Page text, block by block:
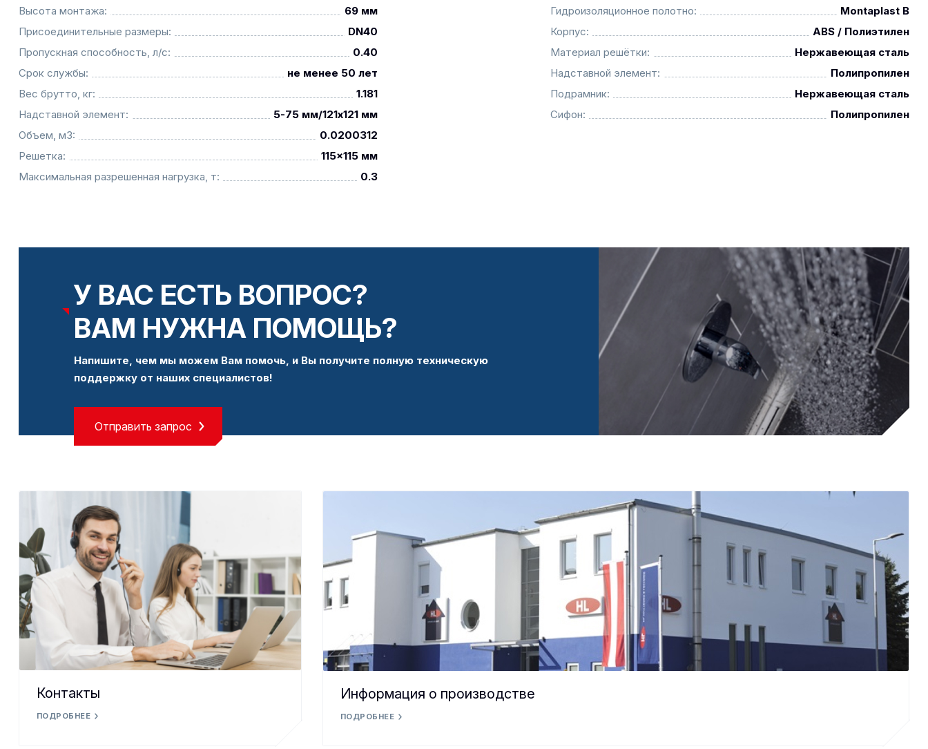
Высота монтажа:
69 мм
Присоединительные размеры:
DN40
Пропускная способность, л/с:
0.40
Срок службы:
не менее 50 лет
Вес брутто, кг:
1.181
Надставной элемент:
5-75 мм/121x121 мм
Объем, м3:
0.0200312
Решетка:
115x115 мм
Максимальная разрешенная нагрузка, т:
0.3
Гидроизоляционное полотно:
Montaplast B
Корпус:
ABS / Полиэтилен
Материал решётки:
Нержавеющая сталь
Надставной элемент:
Полипропилен
Подрамник:
Нержавеющая сталь
Сифон:
Полипропилен
У ВАС ЕСТЬ ВОПРОС?
ВАМ НУЖНА ПОМОЩЬ?
Напишите, чем мы можем Вам помочь, и Вы получите полную техническую
поддержку от наших специалистов!
Отправить запрос
Контакты
ПОДРОБНЕЕ
Информация о производстве
ПОДРОБНЕЕ